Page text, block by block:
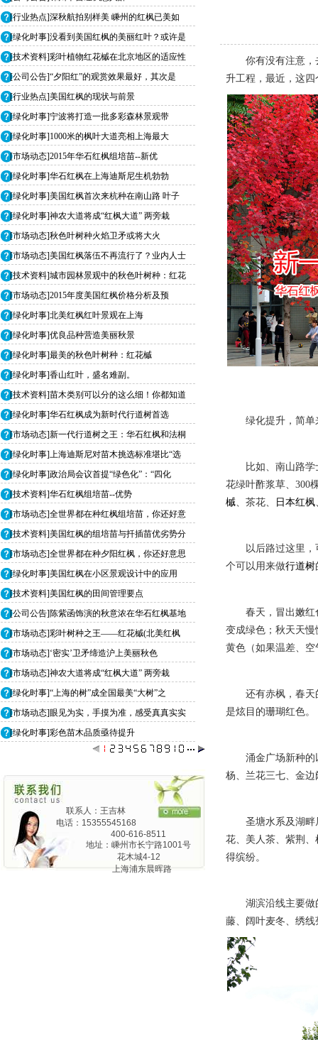
[行业热点]深秋航拍别样美 嵊州的红枫已美如
[绿化时事]没看到美国红枫的美丽红叶？或许是
[技术资料]彩叶植物红花槭在北京地区的适应性
[公司公告]“夕阳红”的观赏效果最好，其次是
[行业热点]美国红枫的现状与前景
[绿化时事]宁波将打造一批多彩森林景观带
[绿化时事]1000米的枫叶大道亮相上海最大
[市场动态]2015年华石红枫组培苗--新优
[绿化时事]华石红枫在上海迪斯尼生机勃勃
[绿化时事]美国红枫首次来杭种在南山路 叶子
[绿化时事]神农大道将成“红枫大道” 两旁栽
[市场动态]秋色叶树种火焰卫矛或将大火
[市场动态]美国红枫落伍不再流行了？业内人士
[技术资料]城市园林景观中的秋色叶树种：红花
[市场动态]2015年度美国红枫价格分析及预
[绿化时事]北美红枫红叶景观在上海
[绿化时事]优良品种营造美丽秋景
[绿化时事]最美的秋色叶树种：红花槭
[绿化时事]香山红叶，盛名难副。
[技术资料]苗木类别可以分的这么细！你都知道
[绿化时事]华石红枫成为新时代行道树首选
[市场动态]新一代行道树之王：华石红枫和法桐
[绿化时事]上海迪斯尼对苗木挑选标准堪比“选
[绿化时事]政治局会议首提“绿色化”：“四化
[技术资料]华石红枫组培苗--优势
[市场动态]全世界都在种红枫组培苗，你还好意
[技术资料]美国红枫的组培苗与扦插苗优劣势分
[市场动态]全世界都在种夕阳红枫，你还好意思
[绿化时事]美国红枫在小区景观设计中的应用
[技术资料]美国红枫的田间管理要点
[公司公告]陈紫函饰演的秋意浓在华石红枫基地
[市场动态]彩叶树种之王——红花槭(北美红枫
[市场动态]‘密实’卫矛缔造沪上美丽秋色
[市场动态]神农大道将成“红枫大道” 两旁栽
[绿化时事]“上海的树”成全国最美“大树”之
[市场动态]眼见为实，手摸为准，感受真真实实
[绿化时事]彩色苗木品质亟待提升
联系人：王吉林
电话：15355545168
400-616-8511
地址：嵊州市长宁路1001号
花木城4-12
上海浦东晨晖路
你有没有注意
升工程，最近，这四
绿化提升，简
比如、南山路
花绿叶酢浆草、300
槭 、茶花、 日本红枫
以后路过这里
个可以用来做行道树
春天，冒出嫩
变成绿色；秋天天
黄色（如果温差、
还有赤枫，春
是炫目的珊瑚红色。
涌金广场新种
杨、兰花三七、金
圣塘水系及湖
花、美人茶、紫荆
得缤纷。
湖滨沿线主要
藤、阔叶麦冬、绣